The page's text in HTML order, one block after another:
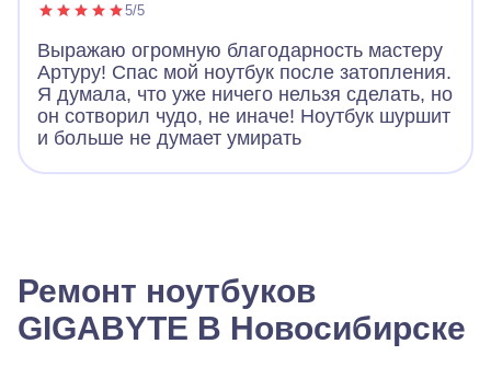
5/5
Выражаю огромную благодарность мастеру
Артуру! Спас мой ноутбук после затопления.
Я думала, что уже ничего нельзя сделать, но
он сотворил чудо, не иначе! Ноутбук шуршит
и больше не думает умирать
Ремонт ноутбуков
GIGABYTE В Новосибирске